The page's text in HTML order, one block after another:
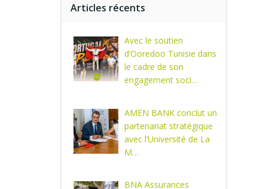
Articles récents
Avec le soutien
d’Ooredoo Tunisie dans
le cadre de son
engagement soci…
AMEN BANK conclut un
partenariat stratégique
avec l’Université de La
M…
BNA Assurances